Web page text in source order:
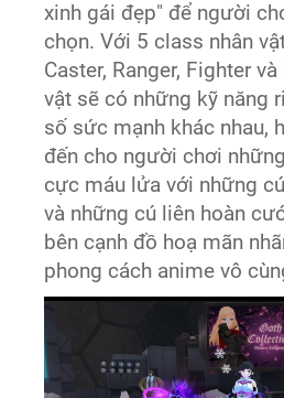
xinh gái đẹp" để người
chọn. Với 5 class nhân
Caster, Ranger, Fighter
vật sẽ có những kỹ năng
số sức mạnh khác nhau,
đến cho người chơi
cực máu lửa với những
và những cú liên hoàn
bên cạnh đồ hoạ mãn
phong cách anime vô